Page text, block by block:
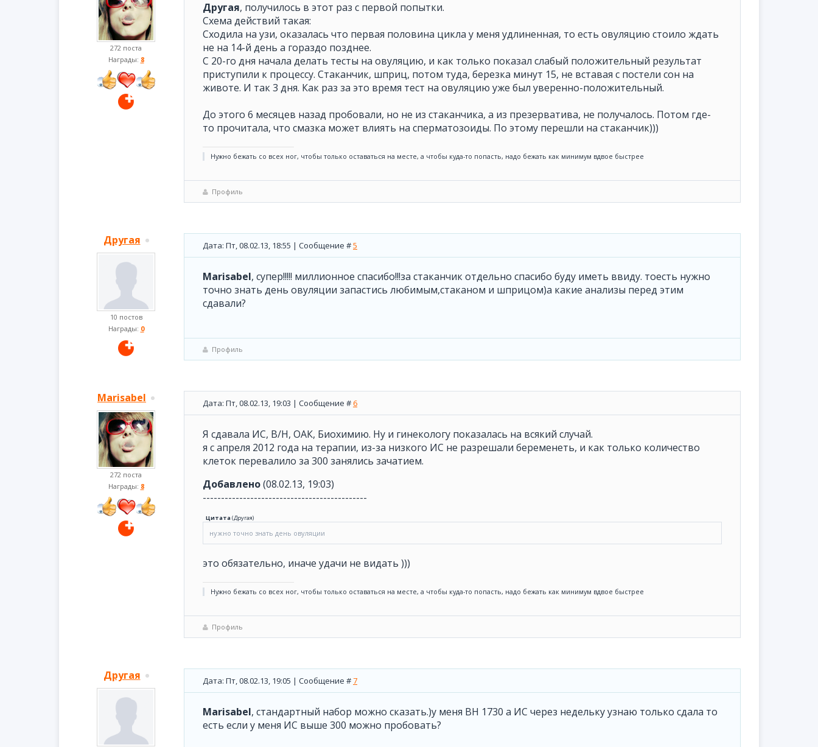
272 поста
Награды: 8
Другая, получилось в этот раз с первой попытки.
Схема действий такая:
Сходила на узи, оказалась что первая половина цикла у меня удлиненная, то есть овуляцию стоило ждать
не на 14-й день а гораздо позднее.
С 20-го дня начала делать тесты на овуляцию, и как только показал слабый положительный результат
приступили к процессу. Стаканчик, шприц, потом туда, березка минут 15, не вставая с постели сон на
животе. И так 3 дня. Как раз за это время тест на овуляцию уже был уверенно-положительный.
До этого 6 месяцев назад пробовали, но не из стаканчика, а из презерватива, не получалось. Потом где-
то прочитала, что смазка может влиять на сперматозоиды. По этому перешли на стаканчик)))
Нужно бежать со всех ног, чтобы только оставаться на месте, а чтобы куда-то попасть, надо бежать как минимум вдвое быстрее
Профиль
Другая
10 постов
Награды: 0
Дата: Пт, 08.02.13, 18:55 | Сообщение #5
Marisabel, супер!!!!! миллионное спасибо!!!за стаканчик отдельно спасибо буду иметь ввиду. тоесть нужно
точно знать день овуляции запастись любимым,стаканом и шприцом)а какие анализы перед этим
сдавали?
Профиль
Marisabel
272 поста
Награды: 8
Дата: Пт, 08.02.13, 19:03 | Сообщение #6
Я сдавала ИС, В/Н, ОАК, Биохимию. Ну и гинекологу показалась на всякий случай.
я с апреля 2012 года на терапии, из-за низкого ИС не разрешали беременеть, и как только количество
клеток перевалило за 300 занялись зачатием.
Добавлено(08.02.13, 19:03)
---------------------------------------------
Цитата(Другая)
нужно точно знать день овуляции
это обязательно, иначе удачи не видать )))
Нужно бежать со всех ног, чтобы только оставаться на месте, а чтобы куда-то попасть, надо бежать как минимум вдвое быстрее
Профиль
Другая Дата: Пт, 08.02.13, 19:05 | Сообщение #7
Marisabel, стандартный набор можно сказать.)у меня ВН 1730 а ИС через недельку узнаю только сдала то
есть если у меня ИС выше 300 можно пробовать?